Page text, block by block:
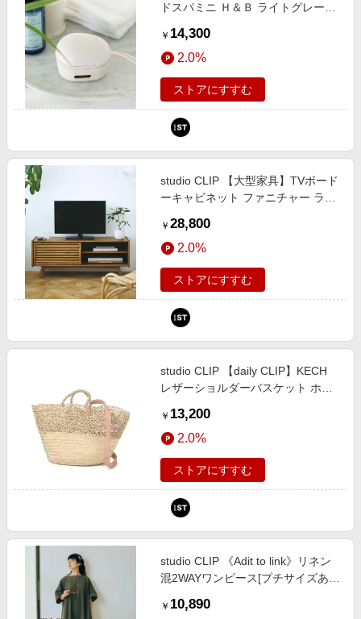
ドスパミニ Ｈ＆Ｂ ライトグレー
and ST アンドエスティ（旧ドット
エスティ）
￥ 14,300
2.0%
ストアにすすむ
studio CLIP 【大型家具】TVボード
ーキャビネット ファニチャー ライ
プ 606389 and ST アンドエスティ
（旧ドットエスティ）
￥ 28,800
2.0%
ストアにすすむ
studio CLIP 【daily CLIP】KECH
レザーショルダーバスケット ホワ
オクリップ 152513 and ST アンド
エスティ（旧ドットエスティ）
￥ 13,200
2.0%
ストアにすすむ
studio CLIP 《Adit to link》リネン
混2WAYワンピース[プチサイズあ
ｂｙ ＣＬＩＰ スタジオクリップ
￥ 10,890